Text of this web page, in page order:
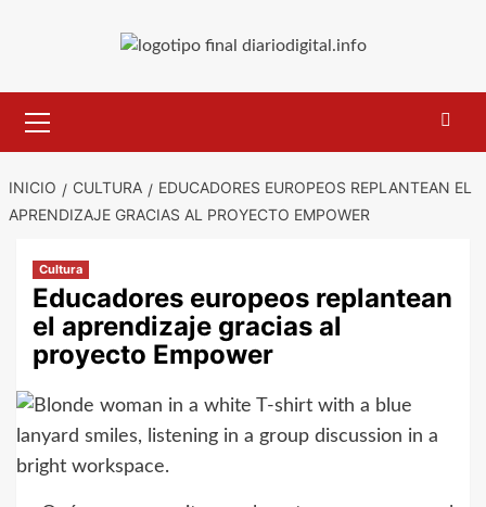
primario
INICIO CULTURA
EDUCADORES EUROPEOS REPLANTEAN EL
APRENDIZAJE GRACIAS AL PROYECTO EMPOWER
Cultura
Educadores europeos replantean
el aprendizaje gracias al
proyecto Empower